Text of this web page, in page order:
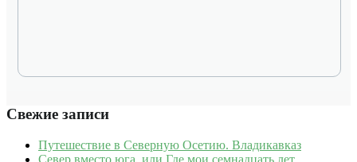
Свежие записи
Путешествие в Северную Осетию. Владикавказ
Север вместо юга, или Где мои семнадцать лет